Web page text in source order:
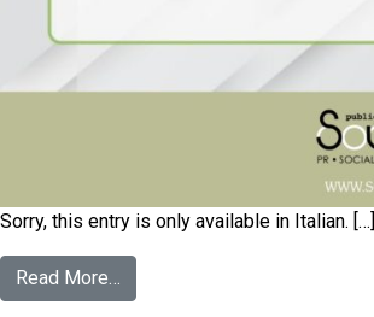
Sorry, this entry is only available in Italian. […]
Read More…